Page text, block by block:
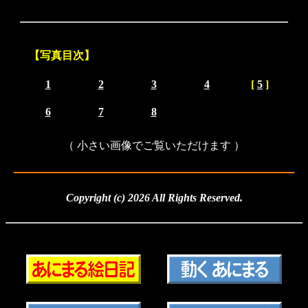
【写真目次】
1 2 3 4 [ 5 ]
6 7 8
（ 小さい画像でご覧いただけます ）
Copyright (c) 2026All Rights Reserved.